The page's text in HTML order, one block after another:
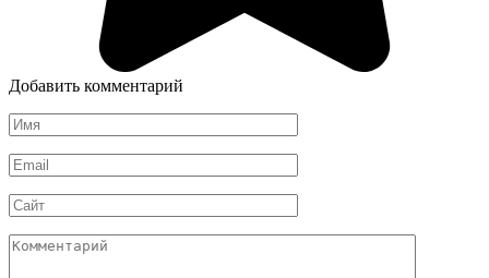
Добавить комментарий
Имя
*
Email
*
Сайт
Комментарий